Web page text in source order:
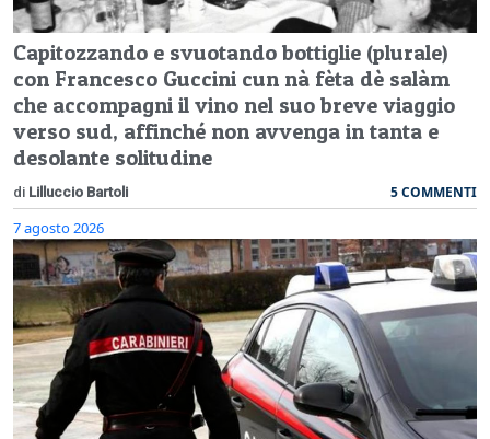
Capitozzando e svuotando bottiglie (plurale)
con Francesco Guccini cun nà fèta dè salàm
che accompagni il vino nel suo breve viaggio
verso sud, affinché non avvenga in tanta e
desolante solitudine
di Lilluccio Bartoli 5 COMMENTI
7 agosto 2026